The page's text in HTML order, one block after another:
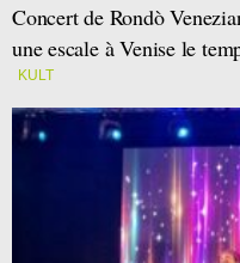
Concert de Rondò
une escale à Venise le
KULT